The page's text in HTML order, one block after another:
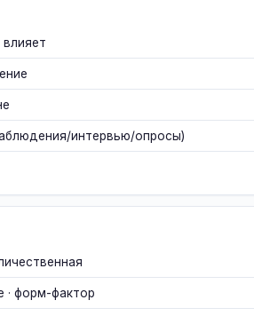
интервью/опросы)
· форм-фактор